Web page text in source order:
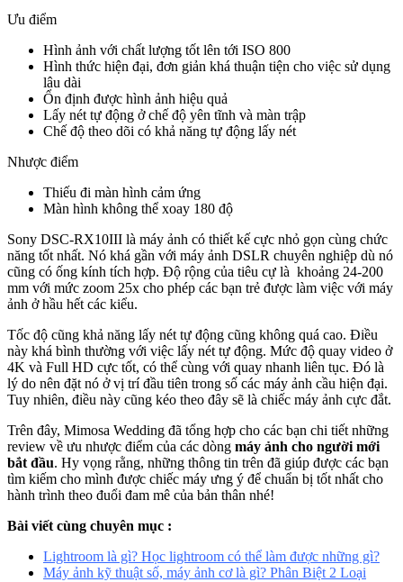
Ưu điểm
Hình ảnh với chất lượng tốt lên tới ISO 800
Hình thức hiện đại, đơn giản khá thuận tiện cho việc sử dụng
lâu dài
Ổn định được hình ảnh hiệu quả
Lấy nét tự động ở chế độ yên tĩnh và màn trập
Chế độ theo dõi có khả năng tự động lấy nét
Nhược điểm
Thiếu đi màn hình cảm ứng
Màn hình không thể xoay 180 độ
Sony DSC-RX10III là máy ảnh có thiết kế cực nhỏ gọn cùng chức
năng tốt nhất. Nó khá gần với máy ảnh DSLR chuyên nghiệp dù nó
cũng có ống kính tích hợp. Độ rộng của tiêu cự là khoảng 24-200
mm với mức zoom 25x cho phép các bạn trẻ được làm việc với máy
ảnh ở hầu hết các kiểu.
Tốc độ cũng khả năng lấy nét tự động cũng không quá cao. Điều
này khá bình thường với việc lấy nét tự động. Mức độ quay video ở
4K và Full HD cực tốt, có thể cùng với quay nhanh liên tục. Đó là
lý do nên đặt nó ở vị trí đầu tiên trong số các máy ảnh cầu hiện đại.
Tuy nhiên, điều này cũng kéo theo đây sẽ là chiếc máy ảnh cực đắt.
Trên đây, Mimosa Wedding đã tổng hợp cho các bạn chi tiết những
review về ưu nhược điểm của các dòng máy ảnh cho người mới
bắt đầu. Hy vọng rằng, những thông tin trên đã giúp được các bạn
tìm kiếm cho mình được chiếc máy ưng ý để chuẩn bị tốt nhất cho
hành trình theo đuổi đam mê của bản thân nhé!
Bài viết cùng chuyên mục :
Lightroom là gì? Học lightroom có thể làm được những gì?
Máy ảnh kỹ thuật số, máy ảnh cơ là gì? Phân Biệt 2 Loại